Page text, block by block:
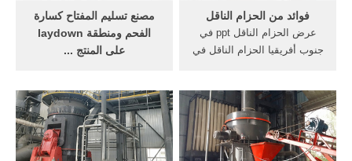
مصنع تسليم المفتاح كسارة
الفحم ومنطقة laydown
على المنتج ...
محطة كسارة الفحم ومنطقة
على المنتج النهائي [الدردشة
الآن] حزام المحمول الناقل
الرمال. الحصول على السعر
فوائد من الحزام الناقل
عرض الحزام الناقل ppt في
جنوب أفريقيا الحزام الناقل في
للمطاط من المورد >>أكثر من;
أفضل جودة عالية حجر بيع
سحق لوحة الفك